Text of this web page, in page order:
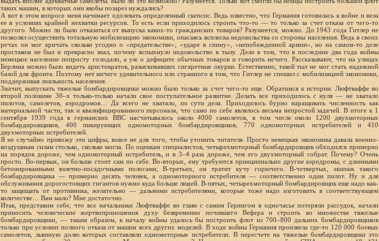
таких машин, в которых они якобы позарез нуждались?
А вот в этом вопросе меня начинает одолевать определенный скепсис. Ведь известно, что Германия готовилась к войне и вела
ее в условиях крайней нехватки ресурсов. То есть если приходилось строить что-то — то только за счет отказа от чего-то
другого. Можно ли было отказаться от выпуска каких-то гражданских товаров? Разумеется, можно. До 1943 года Гитлер не
позволял осуществить тотальную мобилизацию экономики, опасаясь всплеска недовольства со стороны населения. Ведь в своих
речах он мог кричать сколько угодно о «предательстве», «ударе в спину», «непобежденной армии», но на самом-то деле
простаком не был и прекрасно знал, почему вспыхнуло недовольство в тылу. Дело в том, что в последние два года войны
немецкое население попросту голодало, а уж о дефиците обычных товаров и говорить нечего. Рассказывают, что на улицах
Берлина можно было видеть аристократов, разыскивавших сигаретные окурки. Естественно, такой тыл не мог стать надежной
базой для фронта. Поэтому нет ничего удивительного или странного в том, что Гитлер не спешил с мобилизацией экономики,
поддерживая лояльность населения.
Значит, выпускать тяжелые бомбардировщики можно было только за счет чего-то еще. Обратимся к истории. Люфтваффе во
второй половине 30–х только-только начали свое поступательное развитие. Делать все приходилось с нуля — не хватало
пилотов, самолетов, аэродромов… Да всего не хватало, по сути дела. Приходилось бурно наращивать численность как
материальной части, так и квалифицированного персонала, что само по себе являлось весьма непростой задачей. В итоге к 1
сентября 1939 года в германских ВВС насчитывалось около 4000 самолетов, в том числе около 1200 двухмоторных
бомбардировщиков, 400 пикирующих одномоторных бомбардировщиков, 770 одномоторных истребителей и 410
двухмоторных истребителей.
Я не случайно привожу эти цифры, вовсе не для того, чтобы утомить читателя. Просто немецкая экономика давала военно-
воздушным силам столько, сколько могла. По оценкам специалистов, четырехмоторный бомбардировщик обходился примерно
на порядок дороже, чем одномоторный истребитель, и в 3–4 раза дороже, чем его двухмоторный собрат. Почему? Очень
просто. Во-первых, он больше стоит сам по себе. Во-вторых, ему требуются принципиально другие аэродромы, с длинными
бетонированными взлетно-посадочными полосами, В-третьих, он тратит кучу горючего. В-четвертых, экипаж такого
бомбардировщика — примерно десять человек, а одномоторного истребителя — соответственно один пилот. Ну и для
обслуживания дорогостоящих гигантов нужно куда больше людей. В-пятых, четырехмоторный бомбардировщик еще надо как-
то защищать от противника, желательно — дальними истребителями, которые тоже надо изготовить в соответствующем
количестве… Вам мало? Мне достаточно.
Итак, представим себе, что все начальники Люфтваффе во главе с самим Герингом в одночасье потеряли рассудок, начали
приносить человеческие жертвоприношения духу безвременно почившего Вефера и строить во множестве тяжелые
бомбардировщики, — таким образом, к началу войны удалось бы построить флот из 700–800 дальних бомбардировщиков
только при условии полного отказа от машин всех других моделей. В ходе войны Германия произвела где-то 120 000 боевых
самолетов, львиную долю которых составляли одномоторные истребители. В пересчете на тяжелые бомбардировщики это